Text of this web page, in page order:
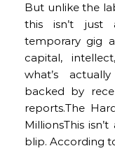
But unlike the
this isn’t just
temporary gig
capital,
what’s
backed by
reports.The
MillionsThis
blip. According